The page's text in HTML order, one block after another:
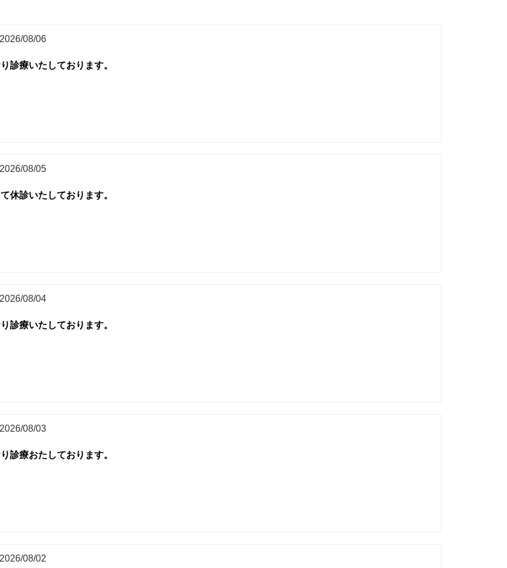
2026/08/06
診療いたしております。
2026/08/05
休診いたしております。
2026/08/04
診療いたしております。
2026/08/03
診療おたしております。
2026/08/02